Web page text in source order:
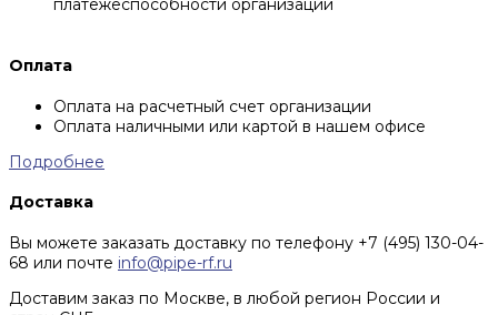
платежеспособности организации
Оплата
Оплата на расчетный счет организации
Оплата наличными или картой в нашем офисе
Подробнее
Доставка
Вы можете заказать доставку по телефону +7 (495) 130-04-
68 или почте info@pipe-rf.ru
Доставим заказ по Москве, в любой регион России и